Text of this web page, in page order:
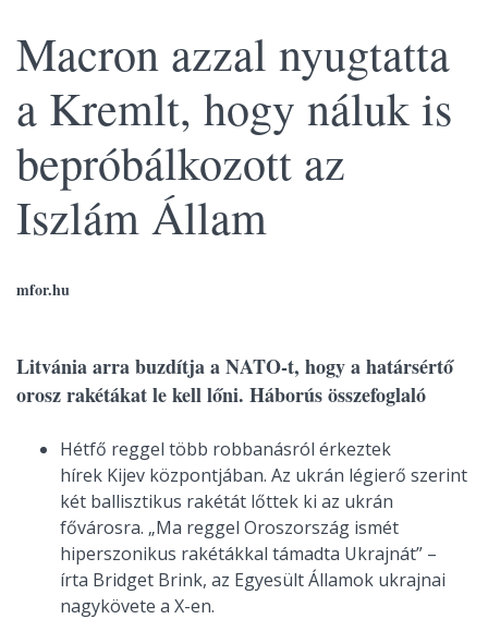
Macron azzal nyugtatta
a Kremlt, hogy náluk is
bepróbálkozott az
Iszlám Állam
mfor.hu
Litvánia arra buzdítja a NATO-t, hogy a határsértő
orosz rakétákat le kell lőni. Háborús összefoglaló
Hétfő reggel több robbanásról érkeztek
hírek Kijev központjában. Az ukrán légierő szerint
két ballisztikus rakétát lőttek ki az ukrán
fővárosra. „Ma reggel Oroszország ismét
hiperszonikus rakétákkal támadta Ukrajnát” –
írta Bridget Brink, az Egyesült Államok ukrajnai
nagykövete a X-en.